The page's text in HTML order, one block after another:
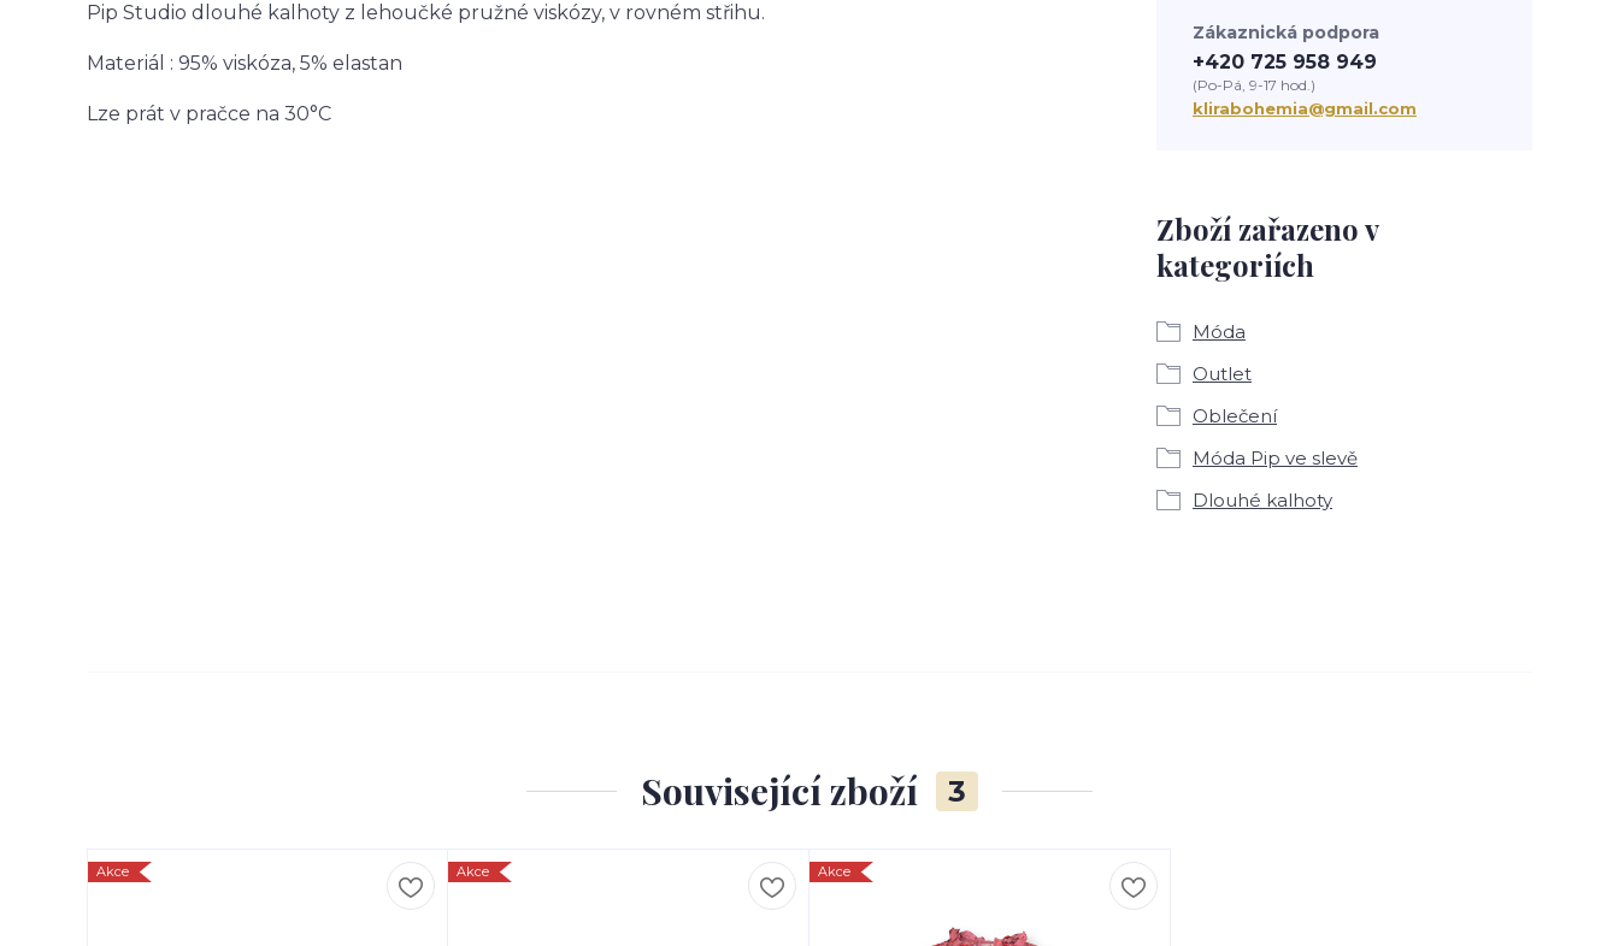
Pip Studio dlouhé kalhoty z lehoučké pružné viskózy, v rovném střihu.
Materiál : 95% viskóza, 5% elastan
Lze prát v pračce na 30°C
Zboží zařazeno v
kategoriích
Móda
Outlet
Oblečení
Móda Pip ve slevě
Dlouhé kalhoty
Zákaznická podpora
+420 725 958 949
(Po-Pá, 9-17 hod.)
klirabohemia@gmail.com
Související zboží 3
Akce Akce Akce